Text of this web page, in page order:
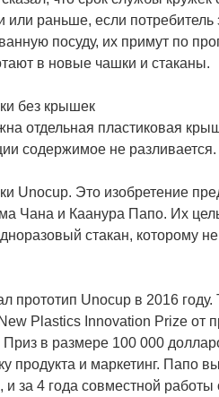
или раньше, если потребитель
посуду, их примут по
в новые чашки и стаканы.
без крышек
отдельная пластиковая
содержимое не разливается.
Unocup. Это изобретение
Чана и Каанура Папо. Их
стакан, которому
прототип Unocup в 2016
Plastics Innovation Prize от
Приз в размере 100 000
продукта и маркетинг. Папо
и за 4 года совместной